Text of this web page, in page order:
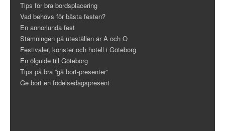
Tips för bra bordsplacering
Vad behövs för bästa festen?
En annorlunda fest
Stämningen på uteställen är A och O
Festivaler, konster och hotell i Göteborg
En ölguide till Göteborg
Tips på bra ”gå bort-presenter”
Ge bort en födelsedagspresent